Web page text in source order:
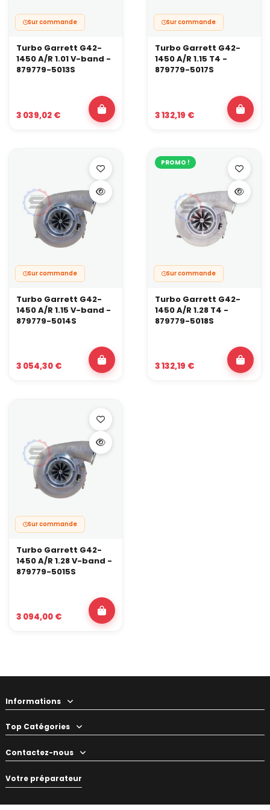
Sur commande
Turbo Garrett G42-
1450 A/R 1.01 V-band -
879779-5013S
3 039,02 €
Sur commande
Turbo Garrett G42-
1450 A/R 1.15 T4 -
879779-5017S
3 132,19 €
Sur commande
Turbo Garrett G42-
1450 A/R 1.15 V-band -
879779-5014S
3 054,30 €
PROMO !
Sur commande
Turbo Garrett G42-
1450 A/R 1.28 T4 -
879779-5018S
3 132,19 €
Sur commande
Turbo Garrett G42-
1450 A/R 1.28 V-band -
879779-5015S
3 094,00 €
Informations
Top Catégories
Contactez-nous
Votre préparateur